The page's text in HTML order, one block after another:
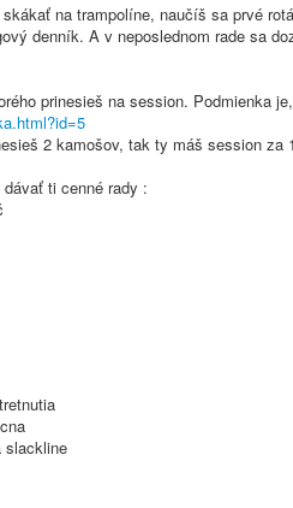
na trampolíne, naučíš sa prvé
denník. A v neposlednom rade sa
prinesieš na session. Podmienka
2 kamošov, tak ty máš session za
ti cenné rady :
slackline